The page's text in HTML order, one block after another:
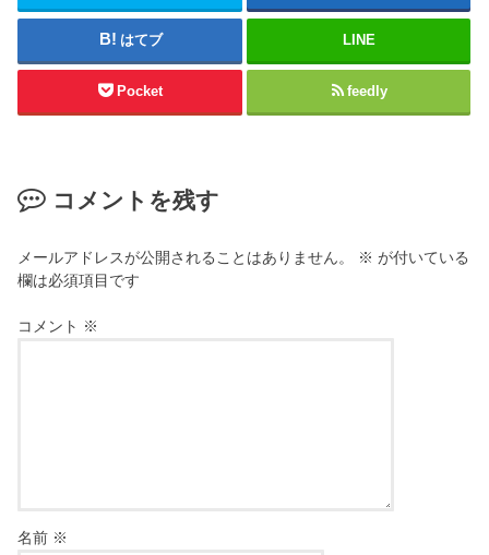
はてブ LINE
Pocket feedly
コメントを残す
メールアドレスが公開されることはありません。 ※ が付いている
欄は必須項目です
コメント ※
名前 ※